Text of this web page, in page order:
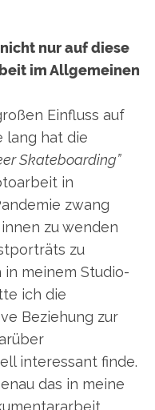
nur auf diese
im Allgemeinen
Einfluss auf
lang hat die
Skateboarding”
in
zwang
zu wenden
zu
meinem Studio-
ich die
Beziehung zur
interessant finde.
das in meine